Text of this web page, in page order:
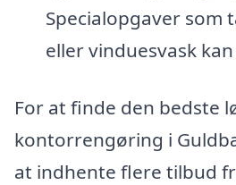
Specialopgaver som
eller vinduesvask
For at finde den bedste
kontorrengøring i
at indhente flere tilbud